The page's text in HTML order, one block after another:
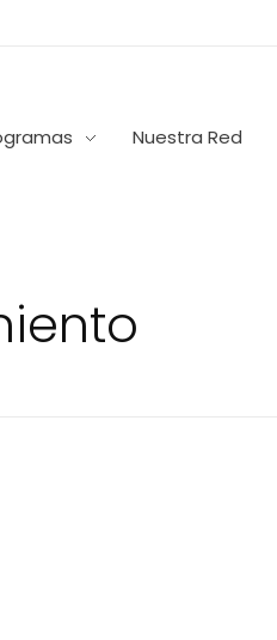
Nuestra Red